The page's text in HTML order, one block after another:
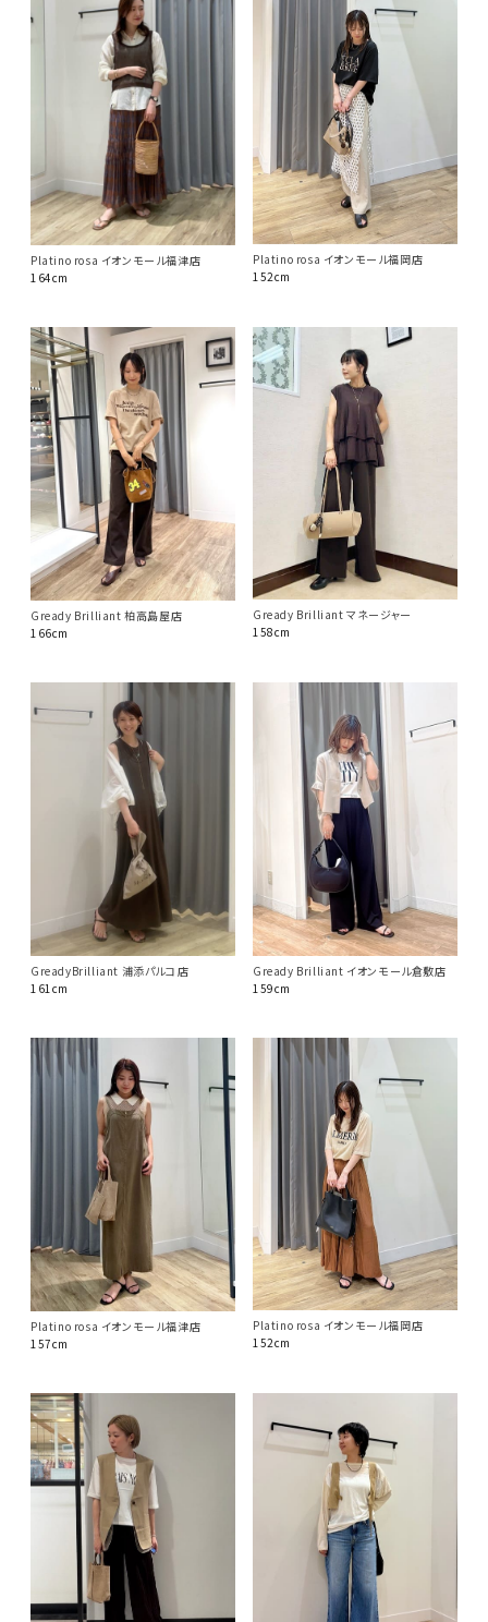
Platino rosa イオンモール福津店
164cm
Platino rosa イオンモール福岡店
152cm
Gready Brilliant 柏高島屋店
166cm
Gready Brilliant マネージャー
158cm
GreadyBrilliant 浦添パルコ店
161cm
Gready Brilliant イオンモール倉敷店
159cm
Platino rosa イオンモール福津店
157cm
Platino rosa イオンモール福岡店
152cm